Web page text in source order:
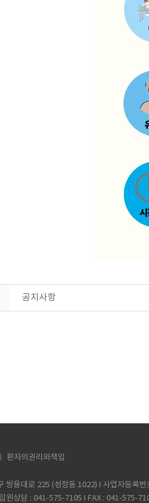
공지사항
ㅣ 환자의권리와책임
쌍용대로 225 (성정동 1022) I 사업자등록
원상담 : 041-575-7105 I FAX : 041-575-